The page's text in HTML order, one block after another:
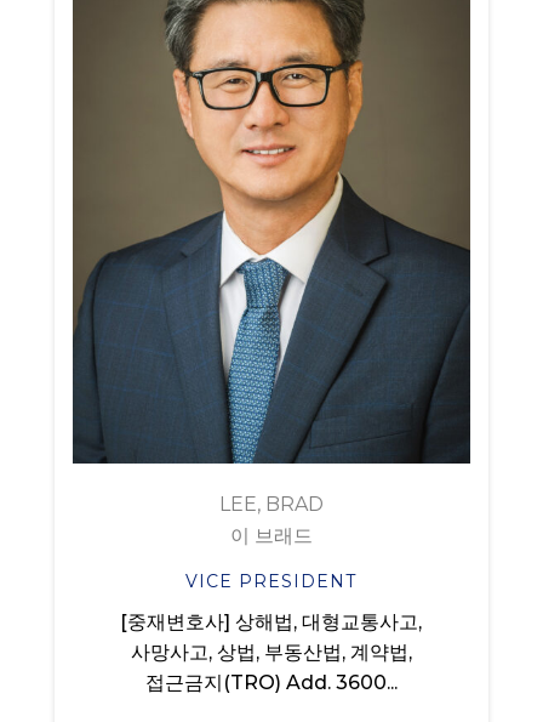
LEE, BRAD
이 브래드
VICE PRESIDENT
[중재변호사] 상해법, 대형교통사고,
사망사고, 상법, 부동산법, 계약법,
접근금지(TRO) Add. 3600...